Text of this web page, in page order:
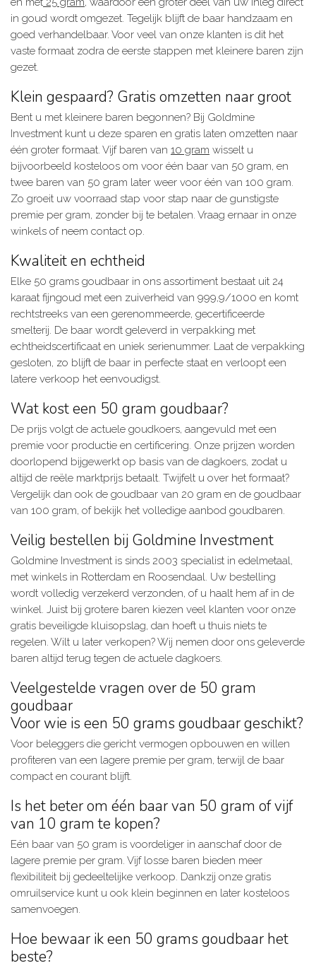
in goud wordt omgezet. Tegelijk blijft de baar handzaam en
goed verhandelbaar. Voor veel van onze klanten is dit het
vaste formaat zodra de eerste stappen met kleinere baren zijn
gezet.
Klein gespaard? Gratis omzetten naar groot
Bent u met kleinere baren begonnen? Bij Goldmine
Investment kunt u deze sparen en gratis laten omzetten naar
één groter formaat. Vijf baren van 10 gram wisselt u
bijvoorbeeld kosteloos om voor één baar van 50 gram, en
twee baren van 50 gram later weer voor één van 100 gram.
Zo groeit uw voorraad stap voor stap naar de gunstigste
premie per gram, zonder bij te betalen. Vraag ernaar in onze
winkels of neem contact op.
Kwaliteit en echtheid
Elke 50 grams goudbaar in ons assortiment bestaat uit 24
karaat fijngoud met een zuiverheid van 999,9/1000 en komt
rechtstreeks van een gerenommeerde, gecertificeerde
smelterij. De baar wordt geleverd in verpakking met
echtheidscertificaat en uniek serienummer. Laat de verpakking
gesloten, zo blijft de baar in perfecte staat en verloopt een
latere verkoop het eenvoudigst.
Wat kost een 50 gram goudbaar?
De prijs volgt de actuele goudkoers, aangevuld met een
premie voor productie en certificering. Onze prijzen worden
doorlopend bijgewerkt op basis van de dagkoers, zodat u
altijd de reële marktprijs betaalt. Twijfelt u over het formaat?
Vergelijk dan ook de goudbaar van 20 gram en de goudbaar
van 100 gram, of bekijk het volledige aanbod goudbaren.
Veilig bestellen bij Goldmine Investment
Goldmine Investment is sinds 2003 specialist in edelmetaal,
met winkels in Rotterdam en Roosendaal. Uw bestelling
wordt volledig verzekerd verzonden, of u haalt hem af in de
winkel. Juist bij grotere baren kiezen veel klanten voor onze
gratis beveiligde kluisopslag, dan hoeft u thuis niets te
regelen. Wilt u later verkopen? Wij nemen door ons geleverde
baren altijd terug tegen de actuele dagkoers.
Veelgestelde vragen over de 50 gram
goudbaar
Voor wie is een 50 grams goudbaar geschikt?
Voor beleggers die gericht vermogen opbouwen en willen
profiteren van een lagere premie per gram, terwijl de baar
compact en courant blijft.
Is het beter om één baar van 50 gram of vijf
van 10 gram te kopen?
Eén baar van 50 gram is voordeliger in aanschaf door de
lagere premie per gram. Vijf losse baren bieden meer
flexibiliteit bij gedeeltelijke verkoop. Dankzij onze gratis
omruilservice kunt u ook klein beginnen en later kosteloos
samenvoegen.
Hoe bewaar ik een 50 grams goudbaar het
beste?